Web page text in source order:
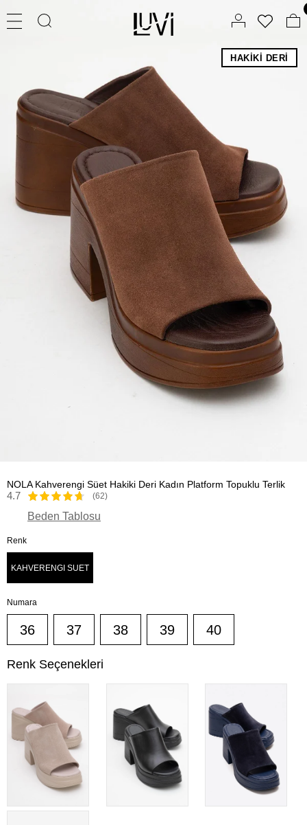
HAKIKI DERI
NOLA Kahverengi Süet Hakiki Deri Kadın Platform Topuklu Terlik
4.7 (62)
Beden Tablosu
Renk
KAHVERENGI SUET
Numara
36 37 38 39 40
Renk Seçenekleri